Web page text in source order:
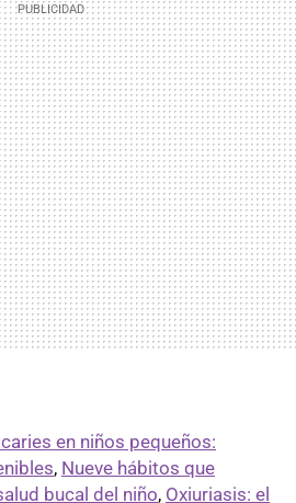
en niños pequeños:
, Nueve hábitos que
bucal del niño, Oxiuriasis: el